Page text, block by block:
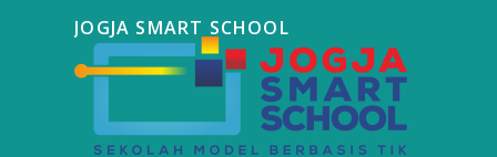
JOGJA SMART SCHOOL